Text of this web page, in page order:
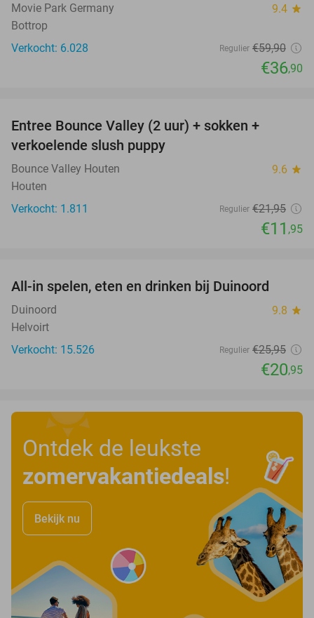
Movie Park Germany 9.4 star
Bottrop
Verkocht: 6.028
Regulier €59,90
€36,90
Entree Bounce Valley (2 uur) + sokken +
verkoelende slush puppy
Bounce Valley Houten 9.6 star
Houten
Verkocht: 1.811
Regulier €21,95
€11 ,95
All-in spelen, eten en drinken bij Duinoord
Duinoord 9.8 star
Helvoirt
Verkocht: 15.526
Regulier €25,95
€20,95
Ontdek de leukste
zomervakantiedeals!
Bekijk nu